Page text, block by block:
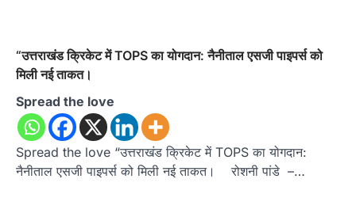
“उत्तराखंड क्रिकेट में TOPS का योगदान: नैनीताल एसजी पाइपर्स को
मिली नई ताकत।
Spread the love
Spread the love “उत्तराखंड क्रिकेट में TOPS का योगदान:
नैनीताल एसजी पाइपर्स को मिली नई ताकत। रोशनी पांडे –…